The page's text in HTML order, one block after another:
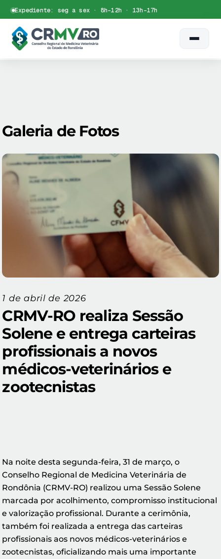
Skip
to
content
Expediente: seg a sex · 8h–12h · 13h–17h
Galeria de Fotos
1 de abril de 2026
CRMV-RO realiza Sessão
Solene e entrega carteiras
profissionais a novos
médicos-veterinários e
zootecnistas
Na noite desta segunda-feira, 31 de março, o
Conselho Regional de Medicina Veterinária de
Rondônia (CRMV-RO) realizou uma Sessão Solene
marcada por acolhimento, compromisso institucional
e valorização profissional. Durante a cerimônia,
também foi realizada a entrega das carteiras
profissionais aos novos médicos-veterinários e
zootecnistas, oficializando mais uma importante